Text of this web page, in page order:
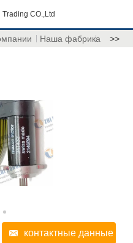
CO.,Ltd
Наша фабрика >>
контактные данные